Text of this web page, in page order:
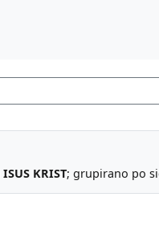
ISUS KRIST; grupirano po